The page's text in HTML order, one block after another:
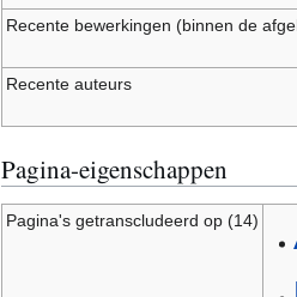
Recente bewerkingen (binnen de
Recente auteurs
Pagina-eigenschappen
Pagina's getranscludeerd op (14)